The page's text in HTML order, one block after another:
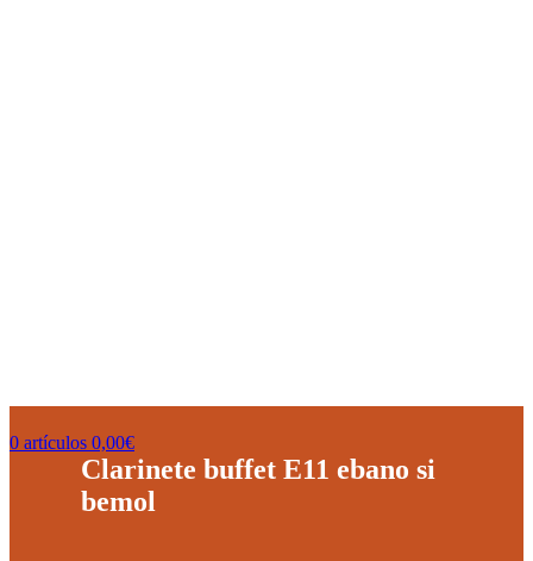
0 artículos 0,00€
Clarinete buffet E11 ebano si
bemol